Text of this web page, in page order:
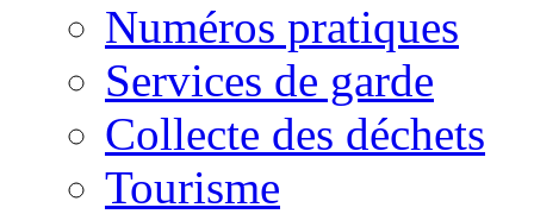
Numéros pratiques
Services de garde
Collecte des déchets
Tourisme